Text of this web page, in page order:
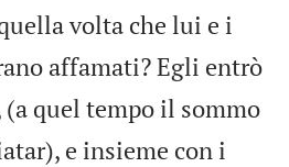
volta che lui e i
affamati? Egli entrò
quel tempo il sommo
e insieme con i